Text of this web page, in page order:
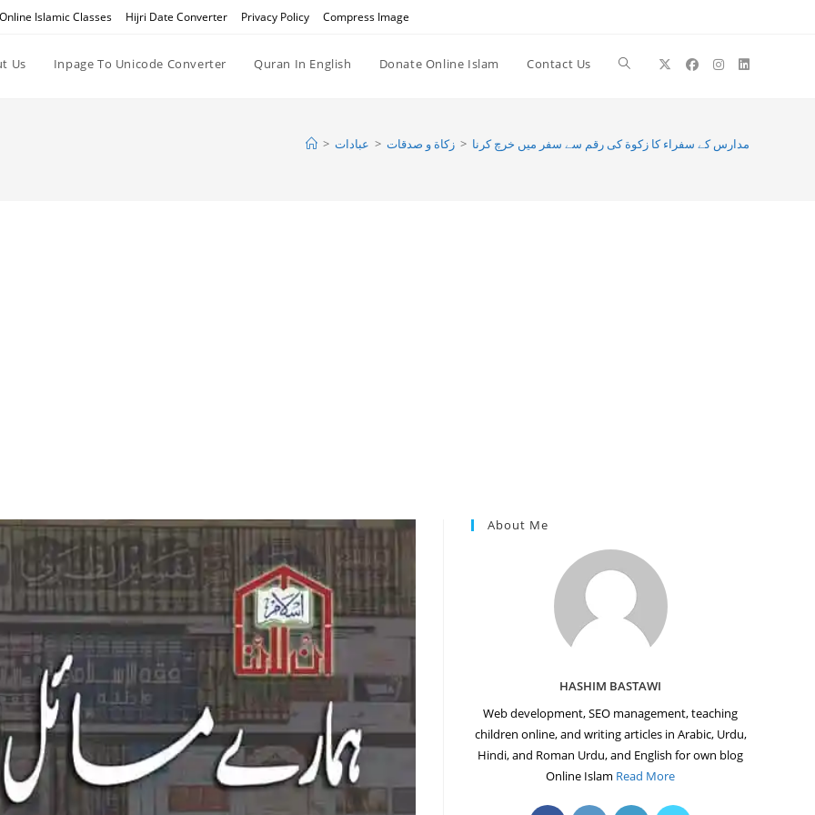
Online Islamic Classes Hijri Date Converter Privacy Policy Compress Image
Us Inpage To Unicode Converter Quran In English Donate Online Islam Contact Us Toggle
> عبادات > زکاة و صدقات > مدارس کے سفراء کا زکوة کی رقم سے سفر میں خرچ کرنا
About Me
HASHIM BASTAWI
Web development, SEO management, teaching
children online, and writing articles in Arabic, Urdu,
Hindi, and Roman Urdu, and English for own blog
Online Islam Read More